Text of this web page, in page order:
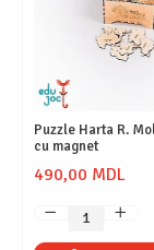
Puzzle Harta R.
cu magnet
490,00 MDL